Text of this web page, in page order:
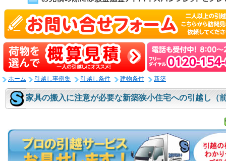
ホーム 引越し事例集 引越し条件 建物条件 新築
家具の搬入に注意が必要な新築狭小住宅への引越し（